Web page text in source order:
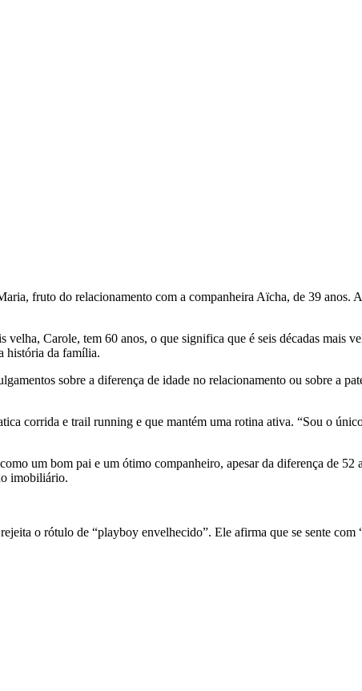
fruto do relacionamento com a companheira Aïcha, de 39 anos. A
Carole, tem 60 anos, o que significa que é seis décadas mais
história da família.
sobre a diferença de idade no relacionamento ou sobre a
corrida e trail running e que mantém uma rotina ativa. “Sou o
um bom pai e um ótimo companheiro, apesar da diferença de 52
imobiliário.
o rótulo de “playboy envelhecido”. Ele afirma que se sente